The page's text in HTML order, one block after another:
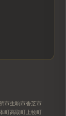
市生駒市香芝市
町高取町 上牧町